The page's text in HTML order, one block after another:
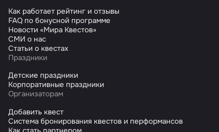
Как работает рейтинг и отзывы
FAQ по бонусной программе
Новости «Мира Квестов»
СМИ о нас
Статьи о квестах
Праздники
Детские праздники
Корпоративные праздники
Организаторам
Добавить квест
Система бронирования квестов и перформансов